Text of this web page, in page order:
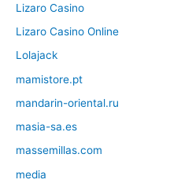
Lizaro Casino
Lizaro Casino Online
Lolajack
mamistore.pt
mandarin-oriental.ru
masia-sa.es
massemillas.com
media